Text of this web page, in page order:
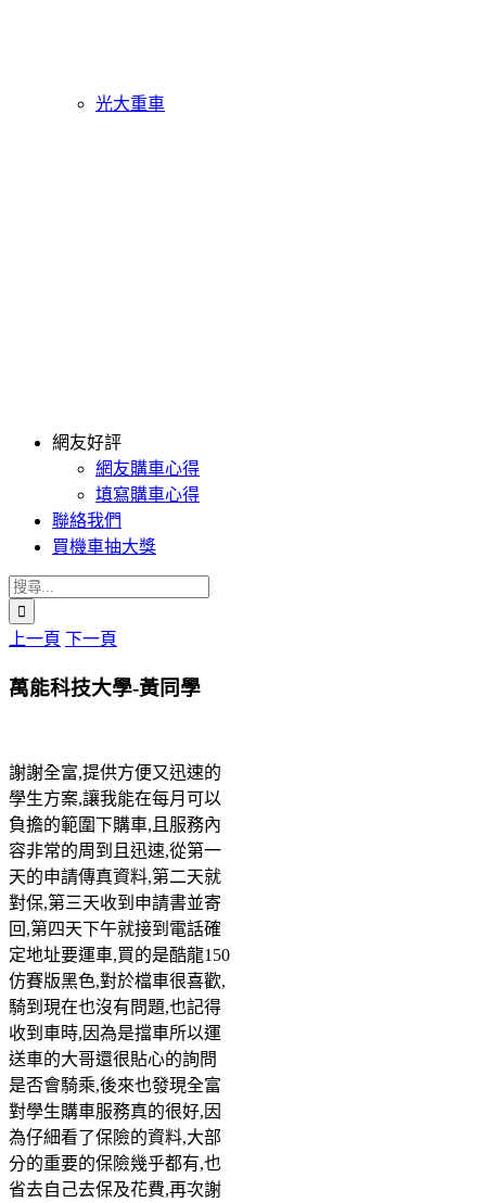
光大重車
網友好評
網友購車心得
填寫購車心得
聯絡我們
買機車抽大獎
搜
索
結
上一頁 下一頁
萬能科技大學-黃同學
謝謝全富,提供方便又迅速的
學生方案,讓我能在每月可以
負擔的範圍下購車,且服務內
容非常的周到且迅速,從第一
天的申請傳真資料,第二天就
對保,第三天收到申請書並寄
回,第四天下午就接到電話確
定地址要運車,買的是酷龍150
仿賽版黑色,對於檔車很喜歡,
騎到現在也沒有問題,也記得
收到車時,因為是擋車所以運
送車的大哥還很貼心的詢問
是否會騎乘,後來也發現全富
對學生購車服務真的很好,因
為仔細看了保險的資料,大部
分的重要的保險幾乎都有,也
省去自己去保及花費,再次謝